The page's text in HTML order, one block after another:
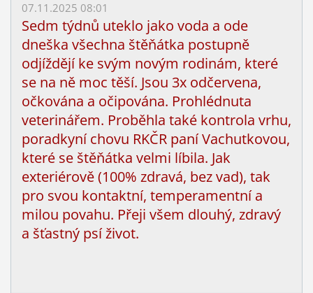
07.11.2025 08:01
Sedm týdnů uteklo jako voda a ode
dneška všechna štěňátka postupně
odjíždějí ke svým novým rodinám, které
se na ně moc těší. Jsou 3x odčervena,
očkována a očipována. Prohlédnuta
veterinářem. Proběhla také kontrola vrhu,
poradkyní chovu RKČR paní Vachutkovou,
které se štěňátka velmi líbila. Jak
exteriérově (100% zdravá, bez vad), tak
pro svou kontaktní, temperamentní a
milou povahu. Přeji všem dlouhý, zdravý
a šťastný psí život.